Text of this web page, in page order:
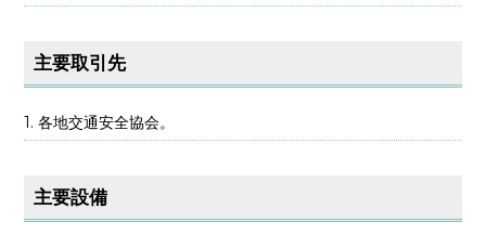
主要取引先
各地交通安全協会。
主要設備